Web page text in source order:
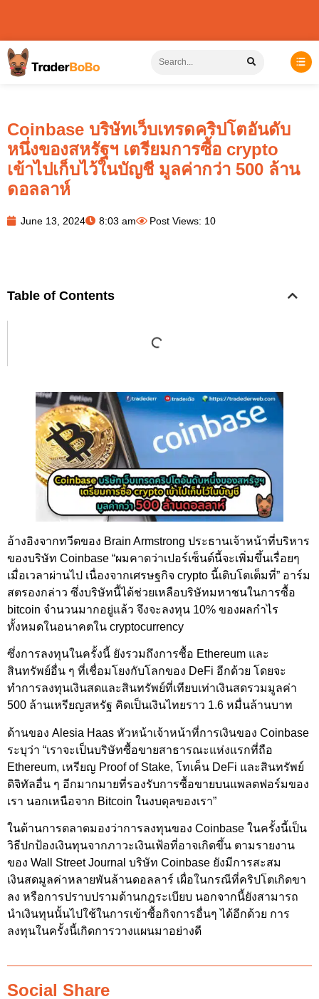
Coinbase บริษัทเว็บเทรดคริปโตอันดับ
หนึ่งของสหรัฐฯ เตรียมการซื้อ crypto
เข้าไปเก็บไว้ในบัญชี มูลค่ากว่า 500 ล้าน
ดอลลาห์
June 13, 2024 8:03 am Post Views: 10
Table of Contents
อ้างอิงจากทวีตของ Brain Armstrong ประธานเจ้าหน้าที่บริหาร
ของบริษัท Coinbase “ผมคาดว่าเปอร์เซ็นต์นี้จะเพิ่มขึ้นเรื่อยๆ
เมื่อเวลาผ่านไป เนื่องจากเศรษฐกิจ crypto นี้เติบโตเต็มที่” อาร์ม
สตรองกล่าว ซึ่งบริษัทนี้ได้ช่วยเหลือบริษัทมหาชนในการซื้อ
bitcoin จำนวนมากอยู่เเล้ว จึงจะลงทุน 10% ของผลกำไร
ทั้งหมดในอนาคตใน cryptocurrency
ซึ่งการลงทุนในครั้งนี้ ยังรวมถึงการซื้อ Ethereum และ
สินทรัพย์อื่น ๆ ที่เชื่อมโยงกับโลกของ DeFi อีกด้วย โดยจะ
ทำการลงทุนเงินสดและสินทรัพย์ที่เทียบเท่าเงินสดรวมมูลค่า
500 ล้านเหรียญสหรัฐ คิดเป็นเงินไทยราว 1.6 หมื่นล้านบาท
ด้านของ Alesia Haas หัวหน้าเจ้าหน้าที่การเงินของ Coinbase
ระบุว่า “เราจะเป็นบริษัทซื้อขายสาธารณะแห่งแรกที่ถือ
Ethereum, เหรียญ Proof of Stake, โทเค็น DeFi และสินทรัพย์
ดิจิทัลอื่น ๆ อีกมากมายที่รองรับการซื้อขายบนแพลตฟอร์มของ
เรา นอกเหนือจาก Bitcoin ในงบดุลของเรา”
ในด้านการตลาดมองว่าการลงทุนของ Coinbase ในครั้งนี้เป็น
วิธีปกป้องเงินทุนจากภาวะเงินเฟ้อที่อาจเกิดขึ้น ตามรายงาน
ของ Wall Street Journal บริษัท Coinbase ยังมีการสะสม
เงินสดมูลค่าหลายพันล้านดอลลาร์ เผื่อในกรณีที่คริปโตเกิดขา
ลง หรือการปราบปรามด้านกฎระเบียบ นอกจากนี้ยังสามารถ
นำเงินทุนนั้นไปใช้ในการเข้าซื้อกิจการอื่นๆ ได้อีกด้วย การ
ลงทุนในครั้งนี้เกิดการวางเเผนมาอย่างดี
Social Share